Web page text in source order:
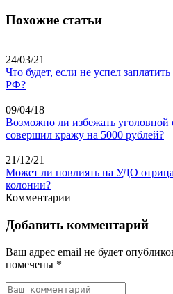
Похожие статьи
24/03/21
Что будет, если не успел
РФ?
09/04/18
Возможно ли избежать уголовной
совершил кражу на 5000 рублей?
21/12/21
Может ли повлиять на УДО
колонии?
Комментарии
Добавить комментарий
Ваш адрес email не будет
помечены *